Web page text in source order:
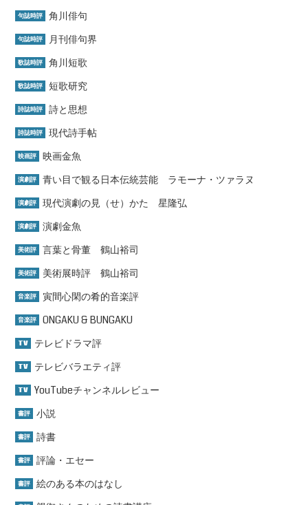
句誌時評 角川俳句
句誌時評 月刊俳句界
歌誌時評 角川短歌
歌誌時評 短歌研究
詩誌時評 詩と思想
詩誌時評 現代詩手帖
映画評 映画金魚
演劇評 青い目で観る日本伝統芸能 ラモーナ・ツァラヌ
演劇評 現代演劇の見（せ）かた 星隆弘
演劇評 演劇金魚
美術評 言葉と骨董 鶴山裕司
美術評 美術展時評 鶴山裕司
音楽評 寅間心閑の肴的音楽評
音楽評 ONGAKU & BUNGAKU
TV テレビドラマ評
TV テレビバラエティ評
TV YouTubeチャンネルレビュー
書評 小説
書評 詩書
書評 評論・エセー
書評 絵のある本のはなし